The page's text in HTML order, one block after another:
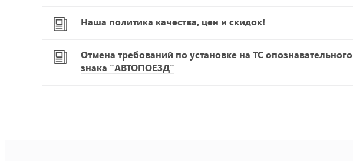
Наша политика качества, цен и скидок!
Отмена требований по установке на ТС опознавательного
знака "АВТОПОЕЗД"